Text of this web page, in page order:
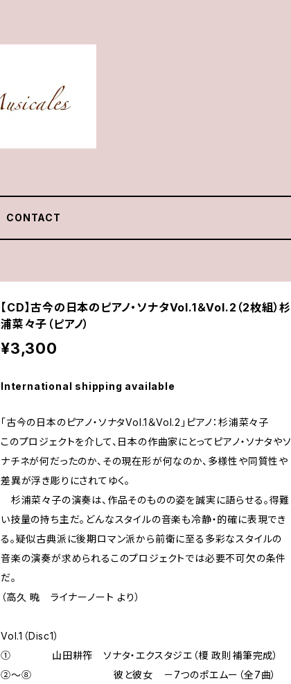
CONTACT
【CD】古今の日本のピアノ・ソナタVol.1＆Vol.2（2枚組）杉
浦菜々子（ピアノ）
¥3,300
International shipping available
「古今の日本のピアノ・ソナタVol.1＆Vol.2」ピアノ：杉浦菜々子
このプロジェクトを介して、日本の作曲家にとってピアノ・ソナタやソ
ナチネが何だったのか、その現在形が何なのか、多様性や同質性や
差異が浮き彫りにされてゆく。
杉浦菜々子の演奏は、作品そのものの姿を誠実に語らせる。得難
い技量の持ち主だ。どんなスタイルの音楽も冷静・的確に表現でき
る。疑似古典派に後期ロマン派から前衛に至る多彩なスタイルの
音楽の演奏が求められるこのプロジェクトでは必要不可欠の条件
だ。
（高久 暁 ライナーノート より）
Vol.1（Disc1）
① 山田耕筰 ソナタ・エクスタジエ（榎 政則補筆完成）
②～⑧ 彼と彼女 －7つのポエムー（全7曲）